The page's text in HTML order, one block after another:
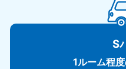
S
1ルーム程